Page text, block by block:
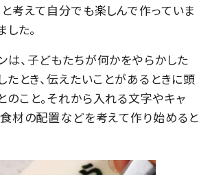
考えて自分でも楽しんで作っていま
した。
は、子どもたちが何かをやらかした
たとき、伝えたいことがあるときに頭
のこと。それから入れる文字やキャ
食材の配置などを考えて作り始めると